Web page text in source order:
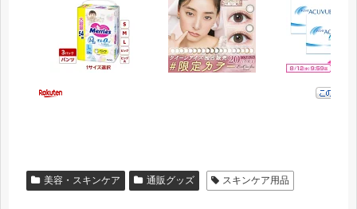
美容・スキンケア 通販グッズ スキンケア用品